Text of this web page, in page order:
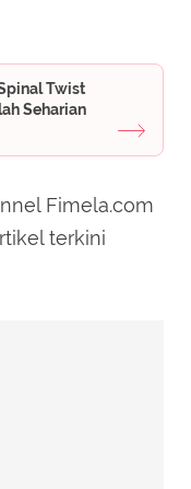
Twist
Seharian
Fimela.com
terkini